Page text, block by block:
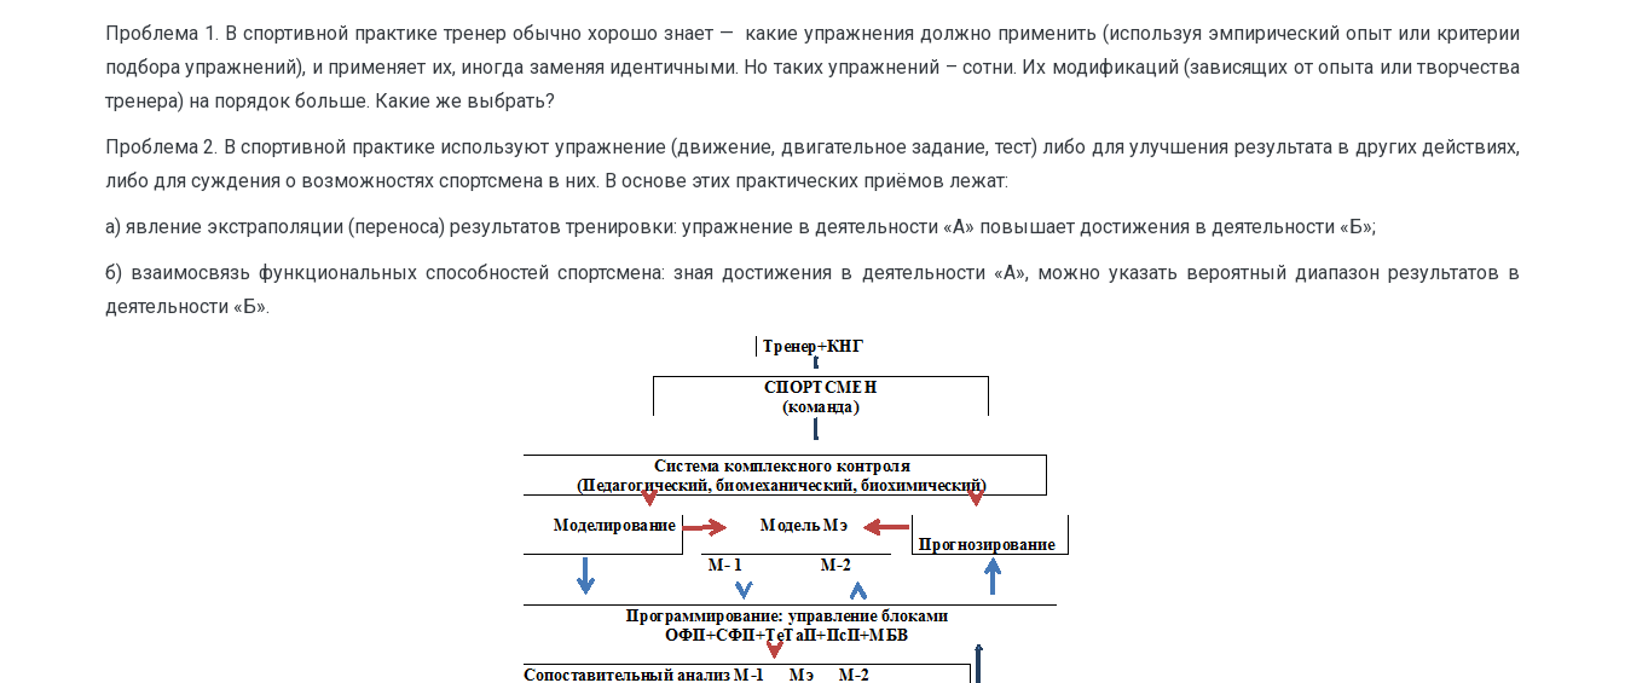
Проблема 1. В спортивной практике тренер обычно хорошо знает — какие упражнения должно применить (используя эмпирический опыт или критерии
подбора упражнений), и применяет их, иногда заменяя идентичными. Но таких упражнений – сотни. Их модификаций (зависящих от опыта или творчества
тренера) на порядок больше. Какие же выбрать?
Проблема 2. В спортивной практике используют упражнение (движение, двигательное задание, тест) либо для улучшения результата в других действиях,
либо для суждения о возможностях спортсмена в них. В основе этих практических приёмов лежат:
а) явление экстраполяции (переноса) результатов тренировки: упражнение в деятельности «А» повышает достижения в деятельности «Б»;
б) взаимосвязь функциональных способностей спортсмена: зная достижения в деятельности «А», можно указать вероятный диапазон результатов в
деятельности «Б».